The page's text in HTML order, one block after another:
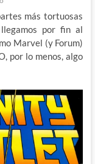
más tortuosas
por fin al
Marvel (y Forum)
por lo menos, algo